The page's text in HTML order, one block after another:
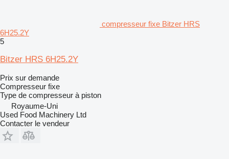
compresseur fixe Bitzer HRS
6H25.2Y
5
Bitzer HRS 6H25.2Y
Prix sur demande
Compresseur fixe
Type de compresseur à piston
Royaume-Uni
Used Food Machinery Ltd
Contacter le vendeur